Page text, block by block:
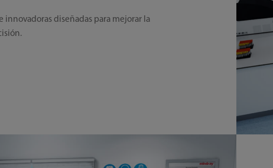
innovadoras diseñadas para mejorar la